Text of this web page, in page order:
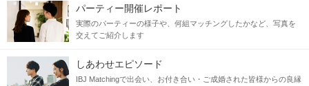
パーティー開催レポート
実際のパーティーの様子や、何組マッチングしたかなど、写真を
交えてご紹介します
しあわせエピソード
IBJ Matchingで出会い、お付き合い・ご成婚された皆様からの良縁